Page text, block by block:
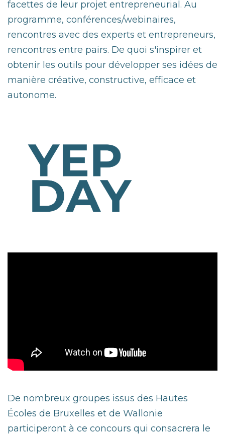
facettes de leur projet entrepreneurial. Au
programme, conférences/webinaires,
rencontres avec des experts et entrepreneurs,
rencontres entre pairs. De quoi s'inspirer et
obtenir les outils pour développer ses idées de
manière créative, constructive, efficace et
autonome.
De nombreux groupes issus des Hautes
Écoles de Bruxelles et de Wallonie
participeront à ce concours qui consacrera le